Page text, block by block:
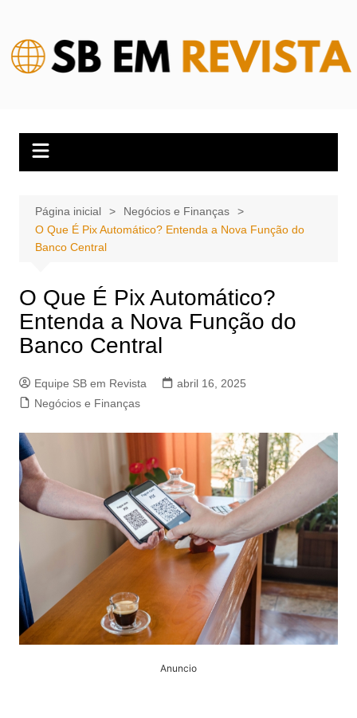
conteúdo
Página inicial
Negócios e Finanças
O Que É Pix Automático? Entenda a Nova Função do
Banco Central
O Que É Pix Automático?
Entenda a Nova Função do
Banco Central
Equipe SB em Revista
abril 16, 2025
Negócios e Finanças
Anuncio